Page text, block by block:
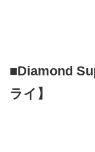
■Diamond
ライ】